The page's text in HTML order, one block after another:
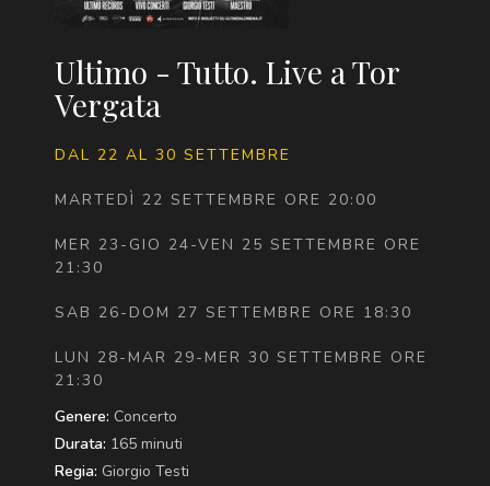
Ultimo - Tutto. Live a Tor
Vergata
DAL 22 AL 30 SETTEMBRE
MARTEDÌ 22 SETTEMBRE ORE 20:00
MER 23-GIO 24-VEN 25 SETTEMBRE ORE
21:30
SAB 26-DOM 27 SETTEMBRE ORE 18:30
LUN 28-MAR 29-MER 30 SETTEMBRE ORE
21:30
Genere: Concerto
Durata: 165 minuti
Regia: Giorgio Testi